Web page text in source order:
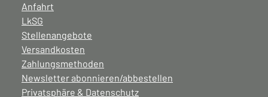
Anfahrt
LkSG
Stellenangebote
Versandkosten
Zahlungsmethoden
Newsletter abonnieren/abbestellen
Privatsphäre & Datenschutz